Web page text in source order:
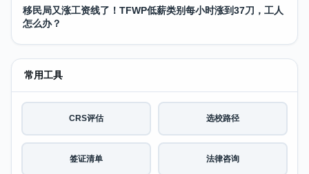
移民局又涨工资线了！TFWP低薪类别每小时涨到37刀，工人
怎么办？
常用工具
CRS评估 选校路径
签证清单 法律咨询